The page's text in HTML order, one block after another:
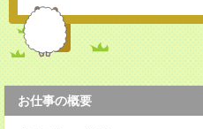
お仕事の概要